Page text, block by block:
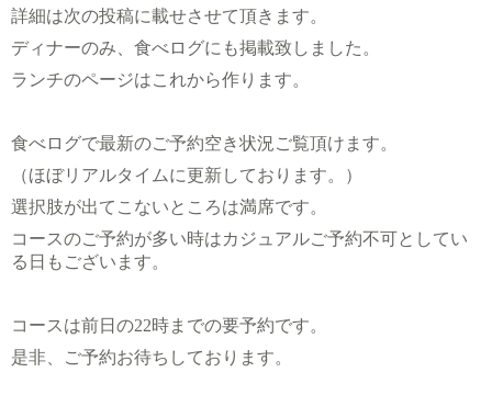
詳細は次の投稿に載せさせて頂きます。
ディナーのみ、食べログにも掲載致しました。
ランチのページはこれから作ります。
食べログで最新のご予約空き状況ご覧頂けます。
（ほぼリアルタイムに更新しております。）
選択肢が出てこないところは満席です。
コースのご予約が多い時はカジュアルご予約不可としてい
る日もございます。
コースは前日の22時までの要予約です。
是非、ご予約お待ちしております。